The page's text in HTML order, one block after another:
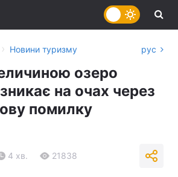
› Новини туризму рус
озеро
на очах через
помилку
4 хв. 21838